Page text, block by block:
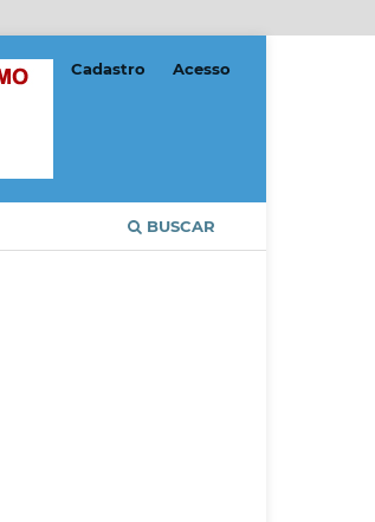
BUSCAR
Cadastro Acesso